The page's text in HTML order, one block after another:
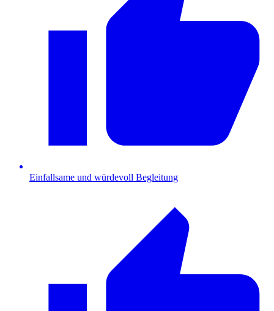
Einfallsame und würdevoll Begleitung